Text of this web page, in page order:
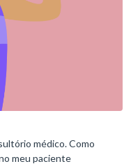
médico. Como
meu paciente